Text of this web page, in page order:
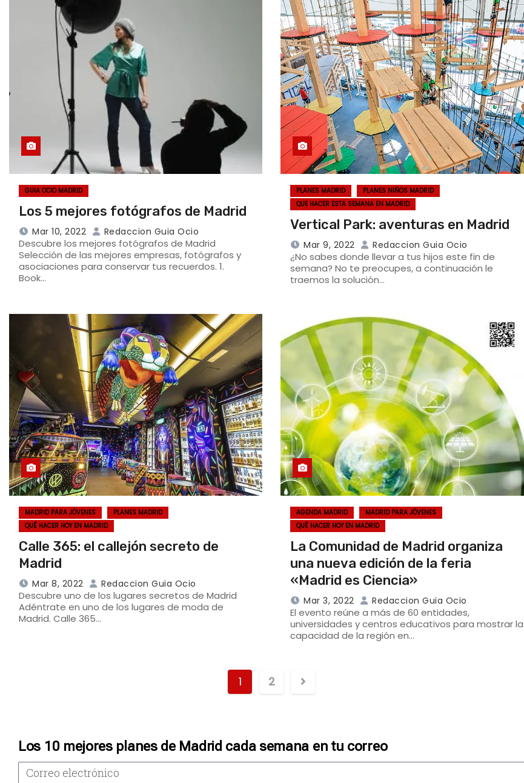
GUIA OCIO MADRID
Los 5 mejores fotógrafos de Madrid
Mar 10, 2022 Redaccion Guia Ocio
Descubre los mejores fotógrafos de Madrid
Selección de las mejores empresas, fotógrafos y
asociaciones para conservar tus recuerdos. 1.
Book…
PLANES MADRID
PLANES NIÑOS MADRID
QUE HACER ESTA SEMANA EN MADRID
Vertical Park: aventuras en Madrid
Mar 9, 2022 Redaccion Guia Ocio
¿No sabes donde llevar a tus hijos este fin de
semana? No te preocupes, a continuación le
traemos la solución…
MADRID PARA JÓVENES
PLANES MADRID
QUÉ HACER HOY EN MADRID
Calle 365: el callejón secreto de
Madrid
Mar 8, 2022 Redaccion Guia Ocio
Descubre uno de los lugares secretos de Madrid
Adéntrate en uno de los lugares de moda de
Madrid. Calle 365…
AGENDA MADRID
MADRID PARA JÓVENES
QUÉ HACER HOY EN MADRID
La Comunidad de Madrid organiza
una nueva edición de la feria
«Madrid es Ciencia»
Mar 3, 2022 Redaccion Guia Ocio
El evento reúne a más de 60 entidades,
universidades y centros educativos para mostrar la
capacidad de la región en…
1 2
Los 10 mejores planes de Madrid cada semana en tu correo